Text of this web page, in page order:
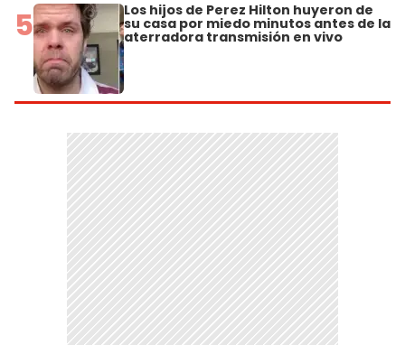
5 Los hijos de Perez Hilton huyeron de
su casa por miedo minutos antes de la
aterradora transmisión en vivo